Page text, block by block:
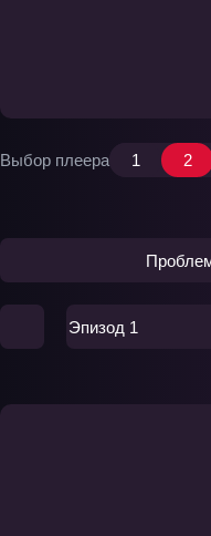
Выбор плеера 1 2
Эпизод 1